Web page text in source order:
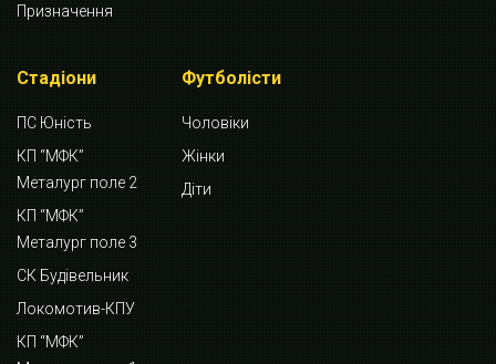
Призначення
Стадіони
ПС Юність
КП “МФК”
Металург поле 2
КП “МФК”
Металург поле 3
СК Будівельник
Локомотив-КПУ
КП “МФК”
Футболісти
Чоловіки
Жінки
Діти